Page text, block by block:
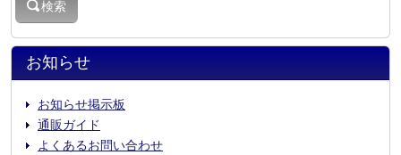
お知らせ
お知らせ掲示板
通販ガイド
よくあるお問い合わせ
検索